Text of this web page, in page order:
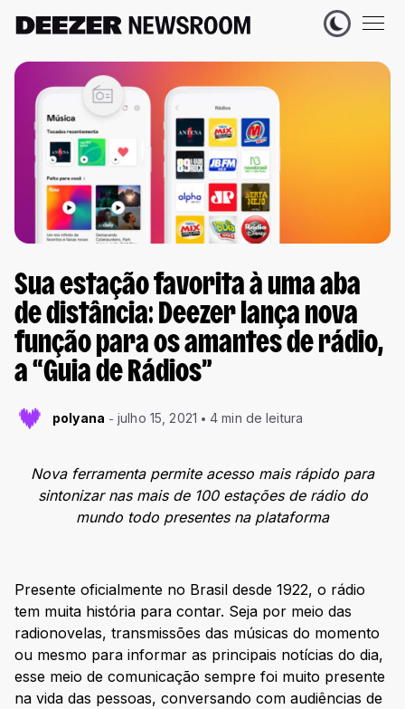
Sua estação favorita à uma aba
de distância: Deezer lança nova
função para os amantes de rádio,
a “Guia de Rádios”
polyana julho 15, 2021 4 min de leitura
Nova ferramenta permite acesso mais rápido para
sintonizar nas mais de 100 estações de rádio do
mundo todo presentes na plataforma
Presente oficialmente no Brasil desde 1922, o rádio
tem muita história para contar. Seja por meio das
radionovelas, transmissões das músicas do momento
ou mesmo para informar as principais notícias do dia,
esse meio de comunicação sempre foi muito presente
na vida das pessoas, conversando com audiências de